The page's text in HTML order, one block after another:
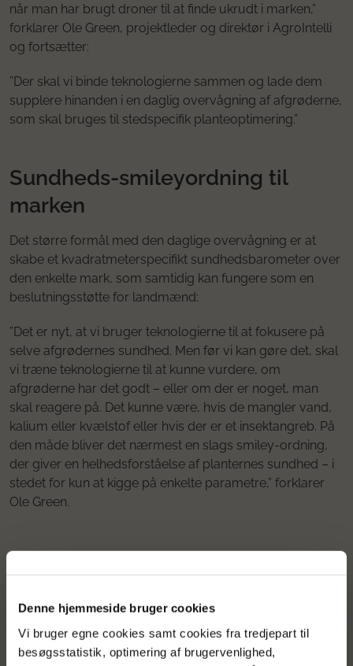
Denne hjemmeside bruger cookies
Vi bruger egne cookies samt cookies fra tredjepart til
besøgsstatistik, optimering af brugervenlighed,
når man har brugt droner til at finde ukrudt i marken,”
forklarer Ole Green, projektleder og direktør i AgroIntelli
og fortsætter:
”Der skal vi binde teknologierne sammen og lade dem
supplere hinanden i en daglig overvågning af afgrøderne,
som skal bruges til stedspecifik planteoptimering.”
Sundheds-smileyordning til
marken
Det større formål med den daglige overvågning er at
skabe et kvadratmeterspecifikt sundhedsbarometer over
den enkelte mark, som samtidig kan fungere som en
beslutningsstøtte for landmænd:
”Det er nyt, at vi bruger teknologierne til at fokusere på
selve afgrødernes sundhed. Men før vi kan gøre det, skal
vi træne teknologierne til at kunne vurdere, om
afgrøderne har det godt – eller om der er noget, man
skal reagere på. Det kunne være, hvis de mangler vand,
kalium eller kvælstof eller hvis der er et insektangreb. På
den måde bliver det nærmest en slags smiley-ordning,
der giver en helhedsforståelse af planternes sundhed – i
stedet for kun at kigge på enkelte parametre,” forklarer
Ole Green.
Bred vifte af produkter skal sikre
helhedsforståelsen af afgrødernes sundhed skal
projektet udvikle mange forskellige produkter, der kan